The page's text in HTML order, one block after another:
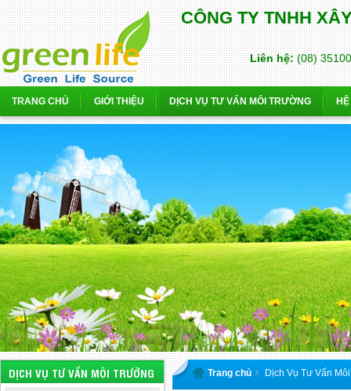
CÔNG TY TNHH
Liên hệ:(08)
TRANG CHỦ GIỚI THIỆU DỊCH VỤ TƯ VẤN MÔI TRƯỜNG
DỊCH VỤ TƯ VẤN MÔI TRƯỜNG Trang chủ Dịch Vụ Tư Vấn